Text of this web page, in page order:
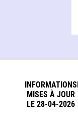
INFORMATIONS
MISES À JOUR
LE 28-04-2026